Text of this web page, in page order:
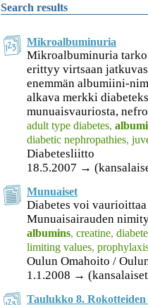
Search results
Mikroalbuminuria
Mikroalbuminuria
erittyy virtsaan
enemmän albumiini-
alkava merkki
munuaisvauriosta,
adult type diabetes,
diabetic nephropathies,
Diabetesliitto
18.5.2007 →
Munuaiset
Diabetes voi
Munuaisairauden
albumins, creatine,
limiting values,
Oulun Omahoito /
1.1.2008 →
Taulukko 8. Rokotteiden